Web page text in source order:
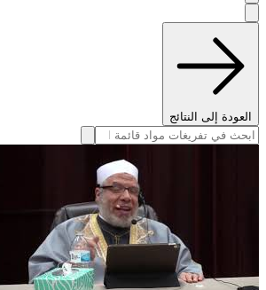
العودة إلى النتائج